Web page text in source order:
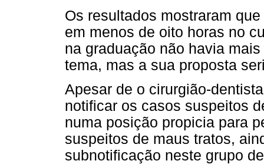
Os resultados mostraram
em menos de oito horas no
na graduação não havia
tema, mas a sua proposta
Apesar de o cirurgião-
notificar os casos suspeitos
numa posição propicia para
suspeitos de maus tratos,
subnotificação neste grupo